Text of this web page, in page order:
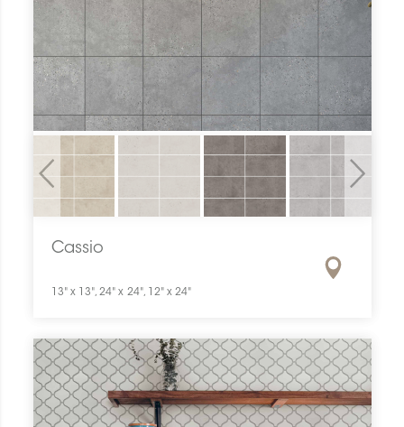
Previous Next
Cassio
13" x 13", 24" x 24", 12" x 24"